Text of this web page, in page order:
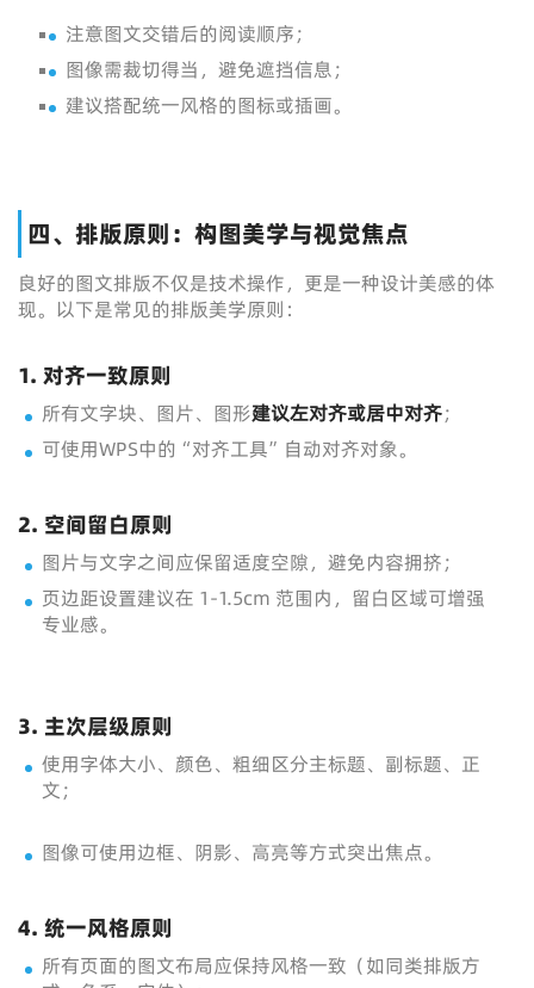
注意图文交错后的阅读顺序；
图像需裁切得当，避免遮挡信息；
建议搭配统一风格的图标或插画。
四、排版原则：构图美学与视觉焦点
良好的图文排版不仅是技术操作，更是一种设计美感的体
现。以下是常见的排版美学原则：
1. 对齐一致原则
所有文字块、图片、图形建议左对齐或居中对齐；
可使用WPS中的“对齐工具”自动对齐对象。
2. 空间留白原则
图片与文字之间应保留适度空隙，避免内容拥挤；
页边距设置建议在 1-1.5cm 范围内，留白区域可增强
专业感。
3. 主次层级原则
使用字体大小、颜色、粗细区分主标题、副标题、正
文；
图像可使用边框、阴影、高亮等方式突出焦点。
4. 统一风格原则
所有页面的图文布局应保持风格一致（如同类排版方